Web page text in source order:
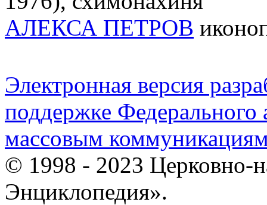
АЛЕКСА ПЕТРОВ
Электронная версия
поддержке Федерального
массовым
© 1998 - 2023 Церковно-
Энциклопедия».